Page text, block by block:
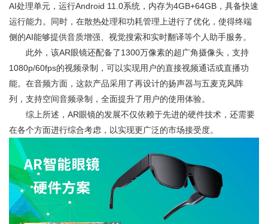
AI处理单元，运行Android 11.0系统，内存为4GB+64GB，具备快速
运行能力。同时，在散热处理和功耗管理上进行了优化，使得终端
侧的AI能够提供音质增强、视觉搜索和实时翻译等个人助手服务。
此外，该AR眼镜还配备了1300万像素的超广角摄像头，支持
1080p/60fps的视频录制，可以实现用户的直接视频通话或直播功
能。在音频方面，这款产品采用了再设计的扬声器与五麦克风阵
列，支持空间音频录制，全面提升了用户的使用体验。
综上所述，AR眼镜的发展不仅依赖于先进的硬件技术，还需要
在各个方面进行综合考虑，以实现更广泛的市场接受度。